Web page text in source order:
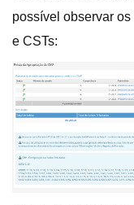
possível observar
e CSTs: